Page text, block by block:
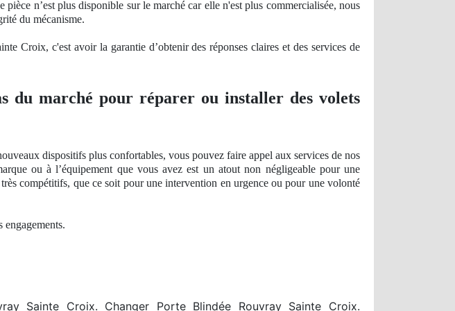
n’est plus disponible sur le marché car elle n'est plus commercialisée, nous
du mécanisme.
Croix, c'est avoir la garantied’obtenir des réponses claires et des services de
du marché pour réparer ou installer des volets
dispositifs plus confortables, vous pouvez faire appel aux services de nos
ouà l’équipement que vous avez est un atoutnon négligeable pour une
compétitifs, que ce soit pour une intervention en urgence ou pour une volonté
engagements.
Sainte Croix. Changer Porte Blindée Rouvray Sainte Croix.